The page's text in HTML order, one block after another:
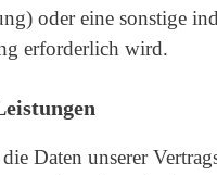
oder eine sonstige
erforderlich wird.
Daten unserer